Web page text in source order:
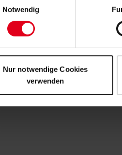
Notwendig
Nur notwendige Cookies
verwenden